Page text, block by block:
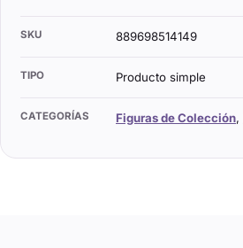
SKU 889698514149
TIPO Producto simple
CATEGORÍAS Figuras de Colección,